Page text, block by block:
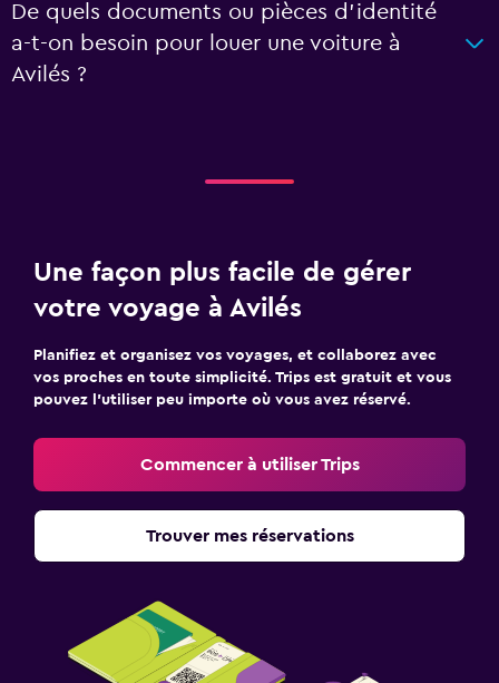
De quels documents ou pièces d'identité
a-t-on besoin pour louer une voiture à
Avilés ?
Une façon plus facile de gérer
votre voyage à Avilés
Planifiez et organisez vos voyages, et collaborez avec
vos proches en toute simplicité. Trips est gratuit et vous
pouvez l’utiliser peu importe où vous avez réservé.
Commencer à utiliser Trips
Trouver mes réservations